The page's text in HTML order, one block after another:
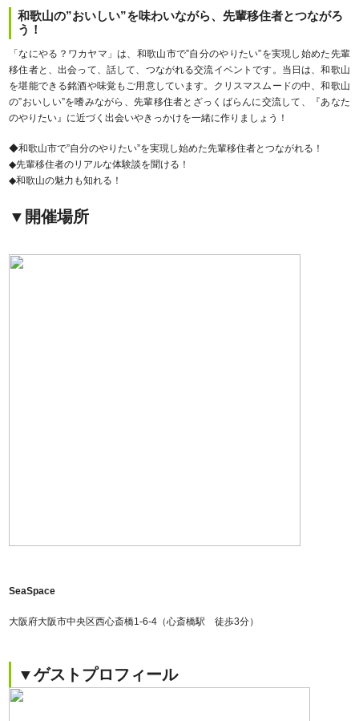
和歌山の”おいしい”を味わいながら、先輩移住者とつながろ
う！
「なにやる？ワカヤマ」は、和歌山市で”自分のやりたい”を実現し始めた先輩
移住者と、出会って、話して、つながれる交流イベントです。当日は、和歌山
を堪能できる銘酒や味覚もご用意しています。クリスマスムードの中、和歌山
の”おいしい”を嗜みながら、先輩移住者とざっくばらんに交流して、『あなた
のやりたい』に近づく出会いやきっかけを一緒に作りましょう！
◆和歌山市で”自分のやりたい”を実現し始めた先輩移住者とつながれる！
◆先輩移住者のリアルな体験談を聞ける！
◆和歌山の魅力も知れる！
▼開催場所
SeaSpace
大阪府大阪市中央区西心斎橋1-6-4（心斎橋駅 徒歩3分）
▼ゲストプロフィール